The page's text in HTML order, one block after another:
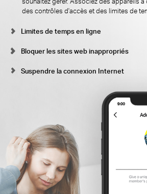
des contrôles d'accès et des limites de
Limites de temps en ligne
Bloquer les sites web inappropriés
Suspendre la connexion Internet